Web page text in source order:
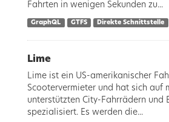
Fahrten in wenigen Sekunden zu...
GraphQL GTFS Direkte Schnittstelle
Lime
Lime ist ein US-amerikanischer
Scootervermieter und hat sich auf
unterstützten City-Fahrrädern und
spezialisiert. Es werden die...